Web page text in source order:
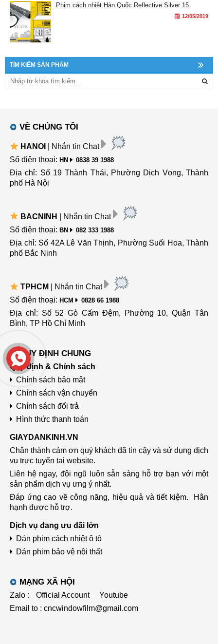
Phim cách nhiệt Hàn Quốc Reflective Silver 15
12/05/2019
TÌM KIẾM SẢN PHẨM
VỀ CHÚNG TÔI
HANOI
| Nhắn tin Chat
Số điện thoại: HN 0838 39 1988
Địa chỉ: Số 19 Thành Thái, Phường Dịch Vọng, Thành
phố Hà Nội
BACNINH
| Nhắn tin Chat
Số điện thoại: BN 082 333 1988
Địa chỉ: Số 42A Lê Văn Thịnh, Phường Suối Hoa, Thành
phố Bắc Ninh
TPHCM
| Nhắn tin Chat
Số điện thoại: HCM 0828 66 1988
Địa chỉ: Số 52 Gò Cấm Đệm, Phường 10, Quận Tân
Bình, TP Hồ Chí Minh
QUY ĐỊNH CHUNG
Quy định & Chính sách
Chính sách bảo mật
Chính sách vận chuyển
Chính sách đổi trả
Hình thức thanh toán
GIAYDANKINH.VN
Chân thành cảm ơn quý khách đã tin cậy và sử dụng dịch
vụ trực tuyến tại website.
Liên hệ ngay, đội ngũ luôn sẵn sàng hỗ trợ bạn với một
sản phẩm dịch vụ ưng ý nhất.
Đáp ứng cao về công năng, hiệu quả và tiết kiệm.
Hân
hạnh được hỗ trợ.
Dịch vụ đang ưu đãi lớn
Dán phim cách nhiệt ô tô
Dán phim bảo vệ nội thất
MẠNG XÃ HỘI
Zalo : Official Account
Youtube
Email to : cncwindowfilm@gmail.com